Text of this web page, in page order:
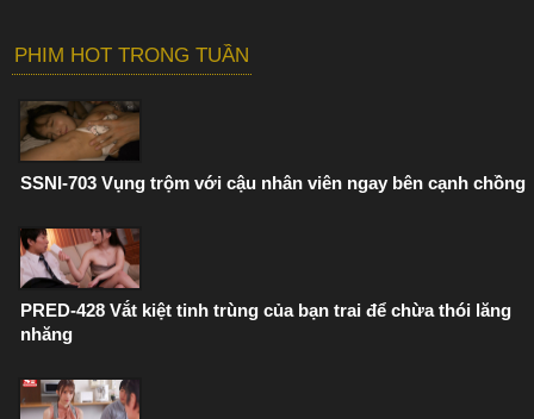
PHIM HOT TRONG TUẦN
SSNI-703 Vụng trộm với cậu nhân viên ngay bên cạnh chồng
PRED-428 Vắt kiệt tinh trùng của bạn trai để chừa thói lăng
nhăng